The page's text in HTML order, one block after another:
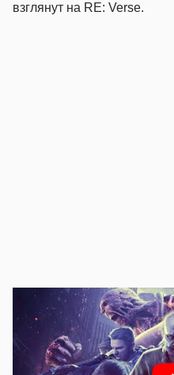
взглянут на RE: Verse.